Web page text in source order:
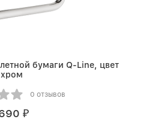
бумаги Q-Line, цвет
хром
0 отзывов
₽